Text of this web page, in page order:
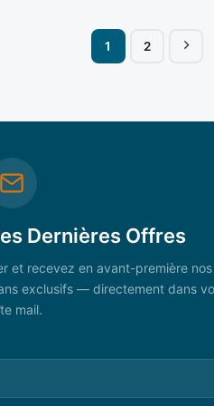
1 2
Dernières Offres
et recevez en avant-première nos
exclusifs — directement dans
mail.